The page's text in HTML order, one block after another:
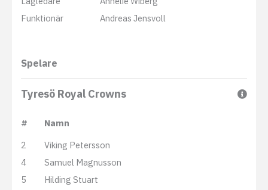
Funktionär
Andreas Jensvoll
Spelare
Tyresö Royal Crowns
#
Namn
2
Viking Petersson
4
Samuel Magnusson
5
Hilding Stuart